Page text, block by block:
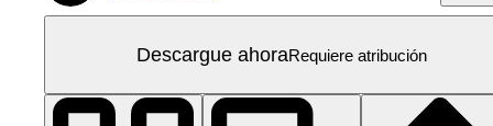
Descargue ahoraRequiere atribución